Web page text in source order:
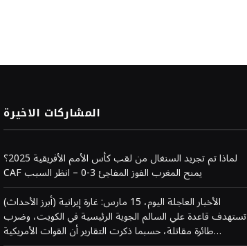
المشاركات الاخيرة
لماذا تم تجريد السنغال من لقب كأس الأمم الأفريقية 2025؟
CAF يمنح المغرب الفوز المفاجئ 3-0 – انظر السبب
(أبرز الأحداث) الأخبار العاجلة اليوم، 15 مارس: غارة إيرانية
تستهدف قاعدة علي السالم الجوية الرئيسية في الكويت، وضرب
طائرة مقاتلة، حسبما ذكرت التقارير أن القوات الأمريكية…